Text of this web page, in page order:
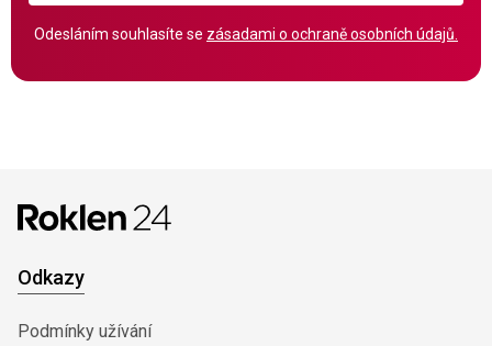
Odesláním souhlasíte se zásadami o ochraně osobních údajů.
Odkazy
Podmínky užívání